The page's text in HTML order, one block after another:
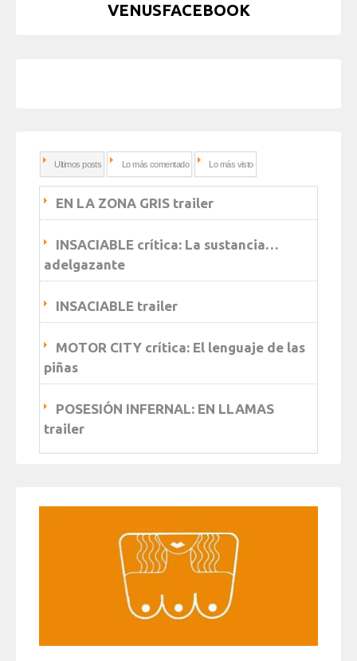
VENUSFACEBOOK
Ultimos posts Lo más comentado Lo más visto
EN LA ZONA GRIS trailer
INSACIABLE crítica: La sustancia…
adelgazante
INSACIABLE trailer
MOTOR CITY crítica: El lenguaje de las
piñas
POSESIÓN INFERNAL: EN LLAMAS
trailer